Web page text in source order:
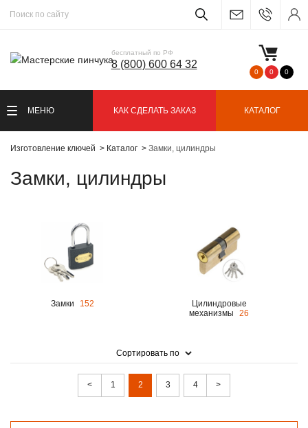
бесплатный по РФ
8 (800) 600 64 32
0 0 0
МЕНЮ КАК СДЕЛАТЬ ЗАКАЗ КАТАЛОГ
Изготовление ключей Каталог Замки, цилиндры
Замки, цилиндры
Замки 152
Цилиндровые
механизмы
26
Сортировать по
< 1 2 3 4 >